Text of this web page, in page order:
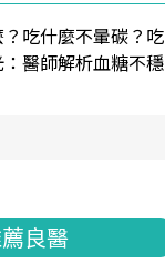
吃什麼不暈碳？吃
醫師解析血糖不穩
良醫